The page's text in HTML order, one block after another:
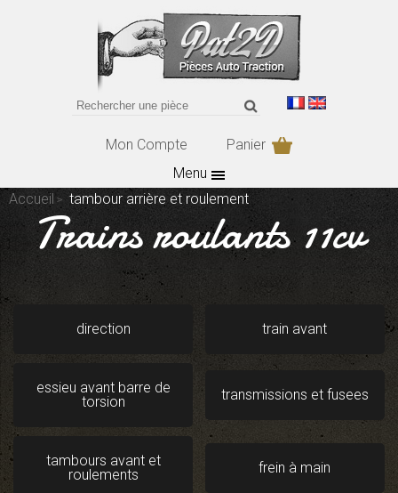
Mon Compte
Panier
Menu
Accueil
tambour arrière et roulement
Trains roulants 11cv
direction train avant
essieu avant barre de
torsion
transmissions et fusees
tambours avant et
roulements
frein à main